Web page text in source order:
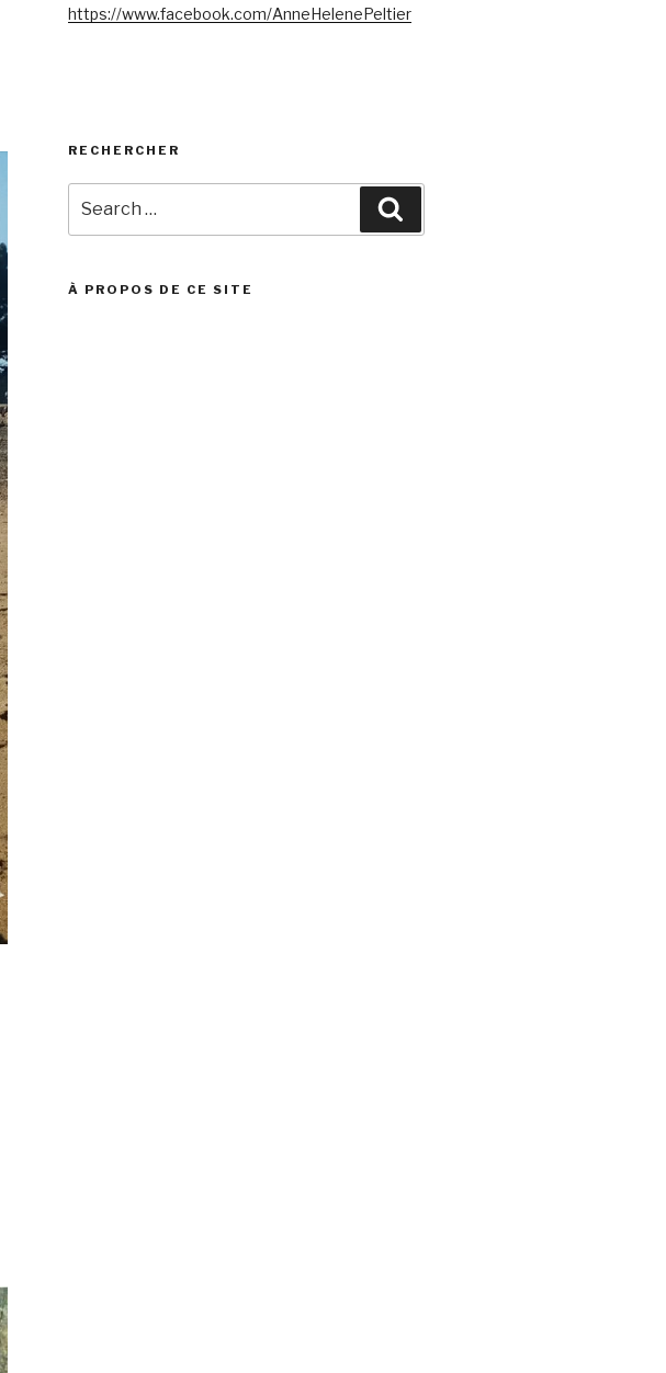
https://www.facebook.com/AnneHelenePeltier
RECHERCHER
for:
À PROPOS DE CE SITE